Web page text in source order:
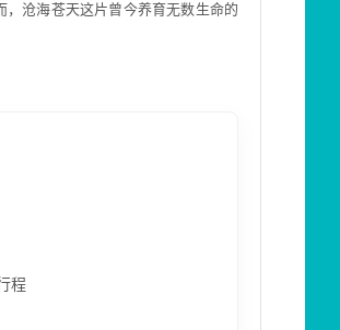
沧海苍天这片曾今养育无数生命的
程